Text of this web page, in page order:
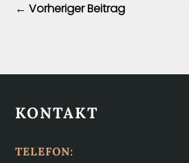
←Vorheriger Beitrag
KONTAKT
TELEFON: